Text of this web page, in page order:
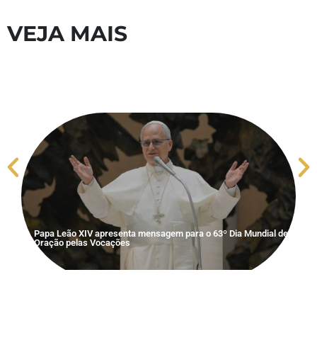
VEJA MAIS
Papa Leão XIV apresenta mensagem para o 63º Dia Mundial de
Oração pelas Vocações